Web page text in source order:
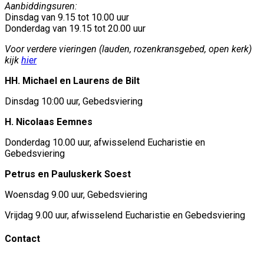
Aanbiddingsuren:
Dinsdag van 9.15 tot 10.00 uur
Donderdag van 19.15 tot 20.00 uur
Voor verdere vieringen (lauden, rozenkransgebed, open kerk)
kijk hier
HH. Michael en Laurens de Bilt
Dinsdag 10:00 uur, Gebedsviering
H. Nicolaas Eemnes
Donderdag 10.00 uur, afwisselend Eucharistie en
Gebedsviering
Petrus en Pauluskerk Soest
Woensdag 9.00 uur, Gebedsviering
Vrijdag 9.00 uur, afwisselend Eucharistie en Gebedsviering
Contact